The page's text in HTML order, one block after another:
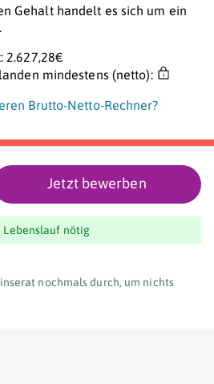
Gehalt handelt es sich um ein
2.627,28€
mindestens (netto):
Brutto-Netto-Rechner?
Jetzt bewerben
Lebenslauf nötig
nochmals durch, um nichts